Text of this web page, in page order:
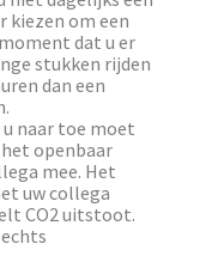
kiezen om een
dat u er
stukken rijden
dan een
u naar toe moet
openbaar
mee. Het
uw collega
CO2 uitstoot.